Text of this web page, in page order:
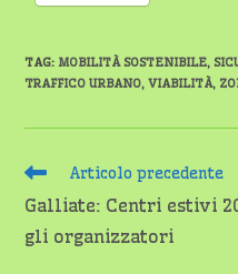
TAG: MOBILITÀ SOSTENIBILE,
TRAFFICO URBANO, VIABILITÀ,
Leggi
articoli
Articolo precedente
Galliate: Centri estivi
gli organizzatori